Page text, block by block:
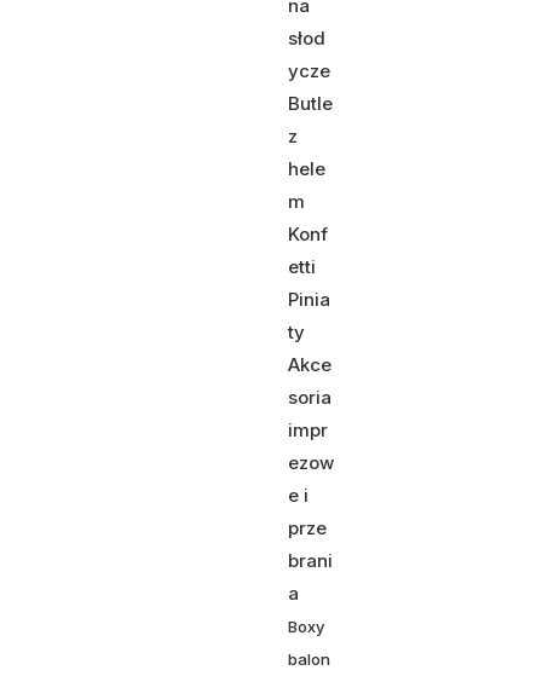
na
słod
ycze
Butle
z
hele
m
Konf
etti
Pinia
ty
Akce
soria
impr
ezow
e i
prze
brani
a
Boxy
balon